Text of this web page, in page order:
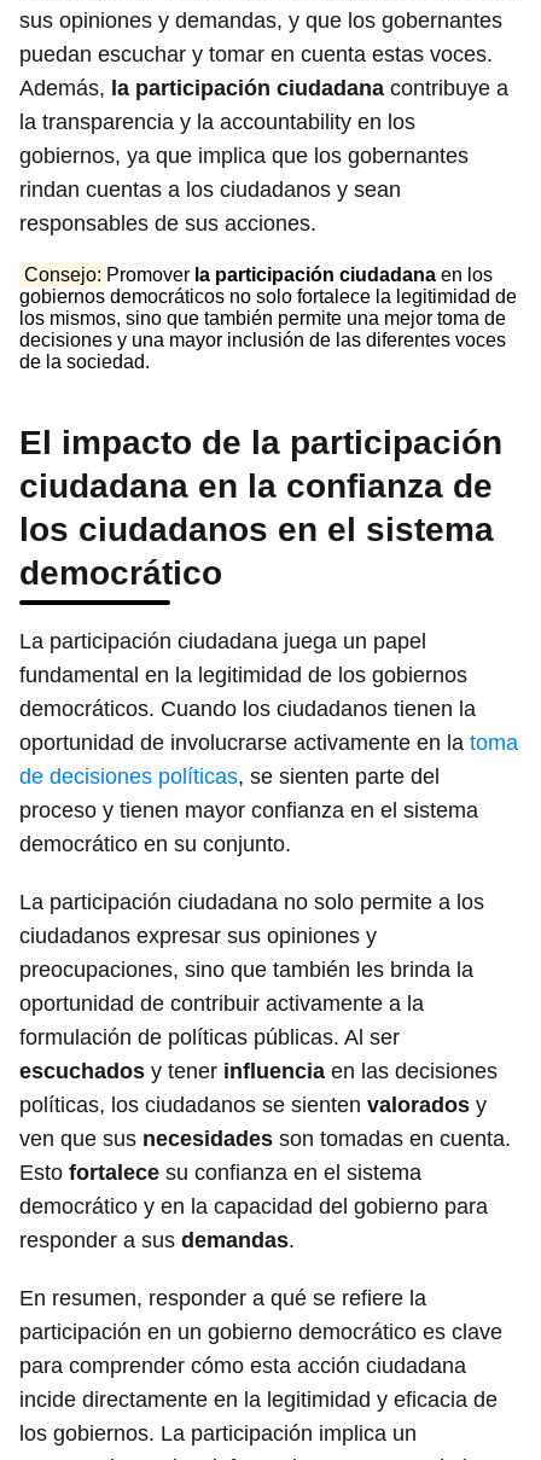
sus opiniones y demandas, y que los gobernantes
puedan escuchar y tomar en cuenta estas voces.
Además, la participación ciudadana contribuye a
la transparencia y la accountability en los
gobiernos, ya que implica que los gobernantes
rindan cuentas a los ciudadanos y sean
responsables de sus acciones.
Consejo: Promover la participación ciudadana en los
gobiernos democráticos no solo fortalece la legitimidad de
los mismos, sino que también permite una mejor toma de
decisiones y una mayor inclusión de las diferentes voces
de la sociedad.
El impacto de la participación
ciudadana en la confianza de
los ciudadanos en el sistema
democrático
La participación ciudadana juega un papel
fundamental en la legitimidad de los gobiernos
democráticos. Cuando los ciudadanos tienen la
oportunidad de involucrarse activamente en la toma
de decisiones políticas, se sienten parte del
proceso y tienen mayor confianza en el sistema
democrático en su conjunto.
La participación ciudadana no solo permite a los
ciudadanos expresar sus opiniones y
preocupaciones, sino que también les brinda la
oportunidad de contribuir activamente a la
formulación de políticas públicas. Al ser
escuchados y tener influencia en las decisiones
políticas, los ciudadanos se sienten valorados y
ven que sus necesidades son tomadas en cuenta.
Esto fortalece su confianza en el sistema
democrático y en la capacidad del gobierno para
responder a sus demandas.
En resumen, responder a qué se refiere la
participación en un gobierno democrático es clave
para comprender cómo esta acción ciudadana
incide directamente en la legitimidad y eficacia de
los gobiernos. La participación implica un